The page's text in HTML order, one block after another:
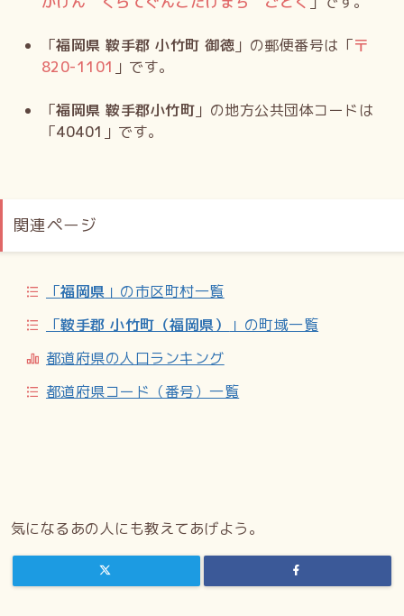
「福岡県 鞍手郡 小竹町 御徳 」の郵便番号は「〒
820-1101 」です。
「福岡県 鞍手郡小竹町 」の地方公共団体コードは
「40401 」です。
関連ページ
「福岡県 」の市区町村一覧
「鞍手郡 小竹町（福岡県）
」の町域一覧
都道府県の人口ランキング
都道府県コード（番号）一覧
気になるあの人にも教えてあげよう。